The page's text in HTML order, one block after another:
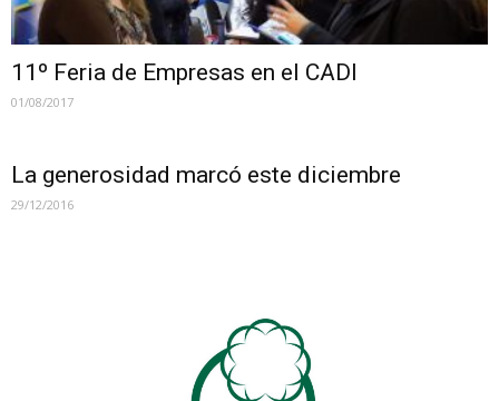
11º Feria de Empresas en el CADI
01/08/2017
La generosidad marcó este diciembre
29/12/2016